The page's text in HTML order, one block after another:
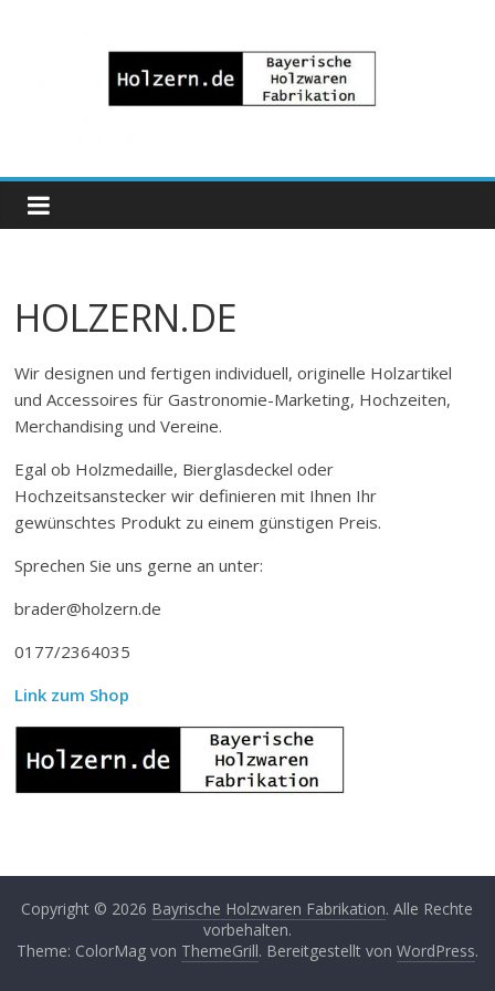
Bayrische
Holzwaren
Fabrikation
HOLZERN.DE
Wir designen und fertigen individuell, originelle Holzartikel
und Accessoires für Gastronomie-Marketing, Hochzeiten,
Merchandising und Vereine.
Egal ob Holzmedaille, Bierglasdeckel oder
Hochzeitsanstecker wir definieren mit Ihnen Ihr
gewünschtes Produkt zu einem günstigen Preis.
Sprechen Sie uns gerne an unter:
brader@holzern.de
0177/2364035
Link zum Shop
Copyright © 2026 Bayrische Holzwaren Fabrikation. Alle Rechte
vorbehalten.
Theme: ColorMag von ThemeGrill. Bereitgestellt von WordPress.